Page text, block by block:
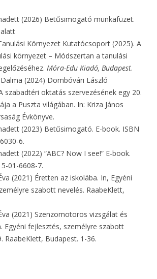
(2026) Betűsimogató munkafüzet.
Környezet Kutatócsoport (2025). A
környezet – Módszertan a tanulási
Móra-Edu Kiadó, Budapest.
(2024) Dombóvári László
szabadtéri oktatás szervezésének egy 20.
a Puszta világában. In: Kriza János
Évkönyve.
(2023) Betűsimogató. E-book. ISBN
6.
(2022) “ABC? Now I see!” E-book.
01-6608-7.
(2021) Éretten az iskolába. In, Egyéni
szabott nevelés. RaabeKlett,
(2021) Szenzomotoros vizsgálat és
Egyéni fejlesztés, személyre szabott
RaabeKlett, Budapest. 1-36.